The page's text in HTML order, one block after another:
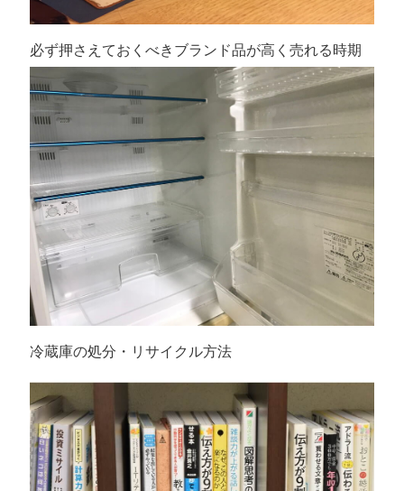
必ず押さえておくべきブランド品が高く売れる時期
冷蔵庫の処分・リサイクル方法